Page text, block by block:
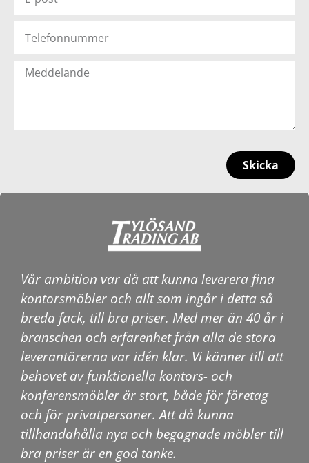
Skicka
Vår ambition var då att kunna leverera fina
kontorsmöbler och allt som ingår i detta så
breda fack, till bra priser. Med mer än 40 år i
branschen och erfarenhet från alla de stora
leverantörerna var idén klar. Vi känner till att
behovet av funktionella kontors- och
konferensmöbler är stort, både för företag
och för privatpersoner. Att då kunna
tillhandahålla nya och begagnade möbler till
bra priser är en god tanke.